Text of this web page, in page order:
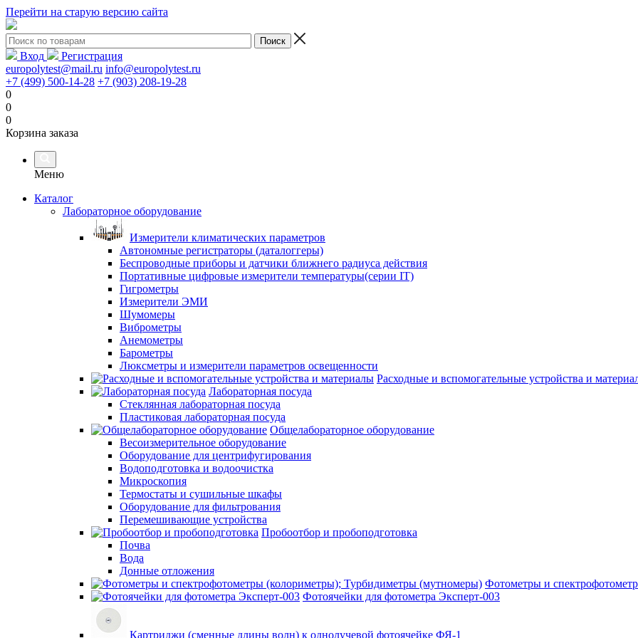
Перейти на старую версию сайта
Вход
Регистрация
europolytest@mail.ru info@europolytest.ru
+7 (499) 500-14-28 +7 (903) 208-19-28
0
0
0
Корзина заказа
Меню
Каталог
Лабораторное оборудование
Измерители климатических параметров
Автономные регистраторы (даталоггеры)
Беспроводные приборы и датчики ближнего радиуса действия
Портативные цифровые измерители температуры(серии IT)
Гигрометры
Измерители ЭМИ
Шумомеры
Виброметры
Анемометры
Барометры
Люксметры и измерители параметров освещенности
Расходные и вспомогательные устройства и
Лабораторная посуда
Стеклянная лабораторная посуда
Пластиковая лабораторная посуда
Общелабораторное оборудование
Весоизмерительное оборудование
Оборудование для центрифугирования
Водоподготовка и водоочистка
Микроскопия
Термостаты и сушильные шкафы
Оборудование для фильтрования
Перемешивающие устройства
Пробоотбор и пробоподготовка
Почва
Вода
Донные отложения
Фотометры и
Фотоячейки для фотометра Эксперт-003
Картриджи (сменные длины волн) к однолучевой фотоячейке ФЯ-1